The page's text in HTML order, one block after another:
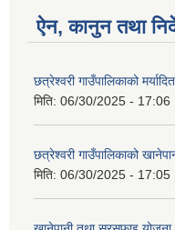
ऐन, कानुन तथा
छत्रेश्वरी गाउँपालिकाको
मिति: 06/30/2025 - 17:06
छत्रेश्वरी गाउँपालिकाको
मिति: 06/30/2025 - 17:05